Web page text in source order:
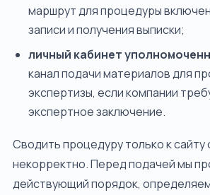
маршрут для процедуры
записи и получения выписки;
личный кабинет
канал подачи материалов для
экспертизы, если компании
экспертное заключение.
Сводить процедуру только к сайту
некорректно. Перед подачей мы
действующий порядок,